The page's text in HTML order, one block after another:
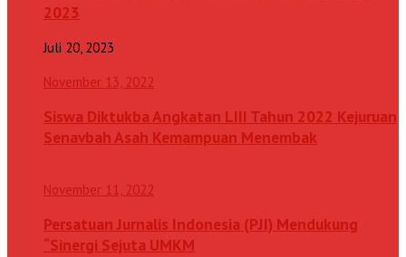
2023
Juli 20, 2023
November 13, 2022
Siswa Diktukba Angkatan LIII Tahun 2022 Kejuruan
Senavbah Asah Kemampuan Menembak
November 11, 2022
Persatuan Jurnalis Indonesia (PJI) Mendukung
“Sinergi Sejuta UMKM